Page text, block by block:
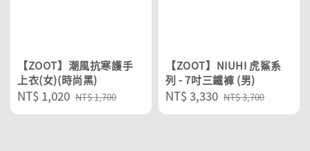
【ZOOT】潮風抗寒護手
上衣(女)(時尚黑)
Sale
price
NT$ 1,020 Regular
price
NT$ 1,700
【ZOOT】NIUHI 虎鯊系
列 - 7吋三鐵褲 (男)
Sale
price
NT$ 3,330 Regular
price
NT$ 3,700